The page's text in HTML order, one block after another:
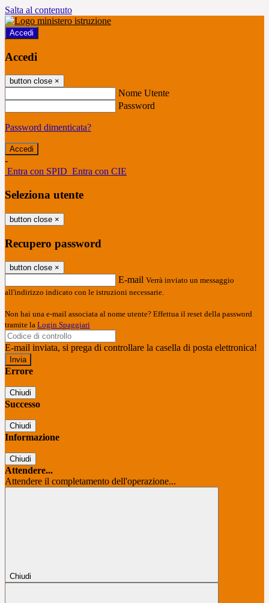
Salta al contenuto
Accedi
Accedi
button close ×
Nome Utente
Password
Password dimenticata?
-
Entra con SPID Entra con CIE
Seleziona utente
button close ×
Recupero password
button close ×
E-mail Verrà inviato un messaggio
all'indirizzo indicato con le istruzioni necessarie.
Non hai una e-mail associata al nome utente? Effettua il reset della password
tramite la Login Spaggiari
E-mail inviata, si prega di controllare la casella di posta elettronica!
Errore
Chiudi
Successo
Chiudi
Informazione
Chiudi
Attendere...
Attendere il completamento dell'operazione...
Chiudi